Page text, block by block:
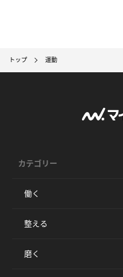
トップ 運動
カテゴリー
働く
整える
磨く